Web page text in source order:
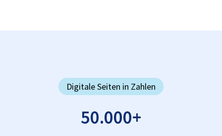
Digitale Seiten in Zahlen
50.000+